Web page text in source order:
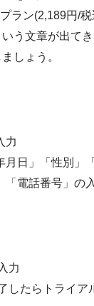
ラン(2,189円/
う文章が出て
しょう。
力
月日」「性別」
「電話番号」の
力
したらトライア